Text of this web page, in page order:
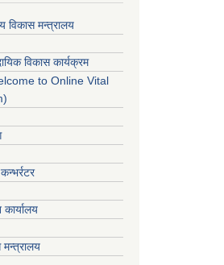
विकास मन्त्रालय
विकास कार्यक्रम
to Online Vital
मन्त्रालय